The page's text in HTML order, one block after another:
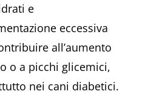
e
eccessiva
all’aumento
o a picchi glicemici,
nei cani diabetici.